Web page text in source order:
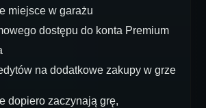
miejsce w garażu
dostępu do konta Premium
na dodatkowe zakupy w grze
dopiero zaczynają grę,